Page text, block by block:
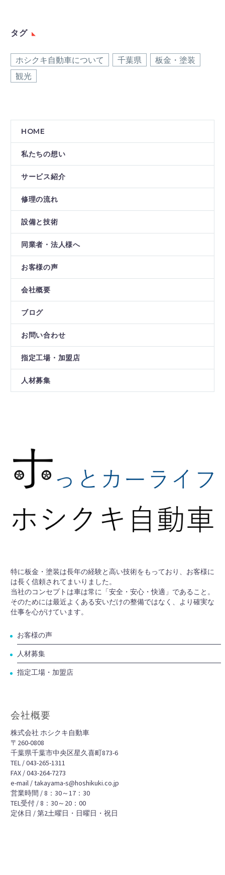
タグ
ホシクキ自動車について 千葉県
板金・塗装
観光
HOME
私たちの想い
サービス紹介
修理の流れ
設備と技術
同業者・法人様へ
お客様の声
会社概要
ブログ
お問い合わせ
指定工場・加盟店
人材募集
特に板金・塗装は長年の経験と高い技術をもっており、お客様に
は長く信頼されてまいりました。
当社のコンセプトは車は常に「安全・安心・快適」であること。
そのためには最近よくある安いだけの整備ではなく、より確実な
仕事を心がけています。
お客様の声
人材募集
指定工場・加盟店
会社概要
株式会社 ホシクキ自動車
〒260-0808
千葉県千葉市中央区星久喜町873-6
TEL / 043-265-1311
FAX / 043-264-7273
e-mail / takayama-s@hoshikuki.co.jp
営業時間 / 8：30～17：30
TEL受付 / 8：30～20：00
定休日 / 第2土曜日・日曜日・祝日